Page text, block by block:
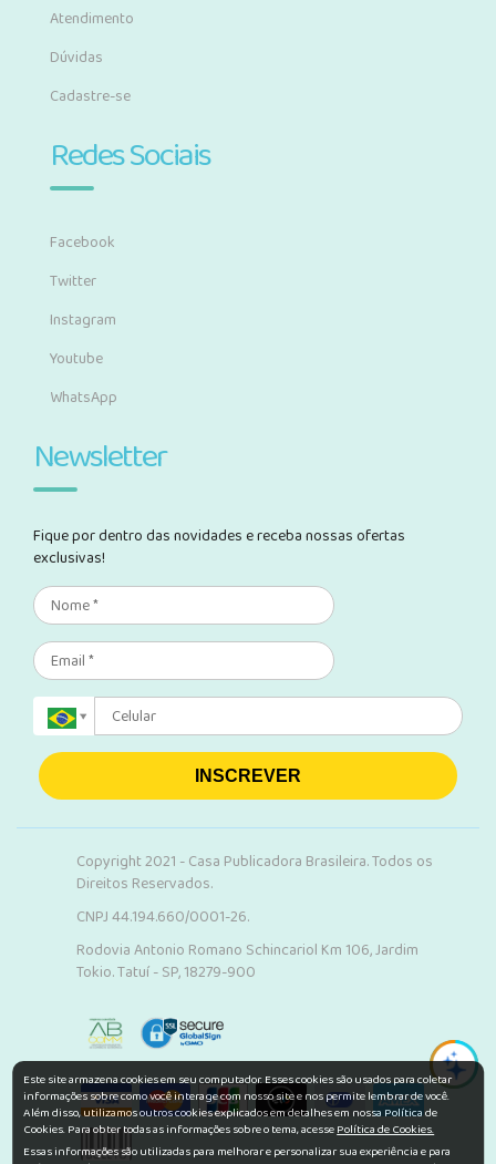
Atendimento
Dúvidas
Cadastre-se
Redes Sociais
Facebook
Twitter
Instagram
Youtube
WhatsApp
Newsletter
Fique por dentro das novidades e receba nossas ofertas
exclusivas!
INSCREVER
Copyright 2021 - Casa Publicadora Brasileira. Todos os
Direitos Reservados.
CNPJ 44.194.660/0001-26.
Rodovia Antonio Romano Schincariol Km 106, Jardim
Tokio. Tatuí - SP, 18279-900
Este site armazena cookies em seu computador. Esses cookies são usados para coletar
informações sobre como você interage com nosso site e nos permite lembrar de você.
Além disso, utilizamos outros cookies explicados em detalhes em nossa Política de
Cookies. Para obter todas as informações sobre o tema, acessePolítica de Cookies.
Essas informações são utilizadas para melhorar e personalizar sua experiência e para